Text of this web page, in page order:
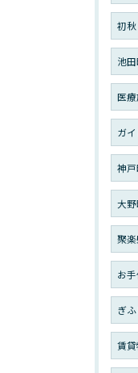
初秋
池
医
ガイ
神
大
聚
お
ぎ
賃